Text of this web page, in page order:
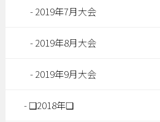
2019年7月大会
2019年8月大会
2019年9月大会
❑2018年❑